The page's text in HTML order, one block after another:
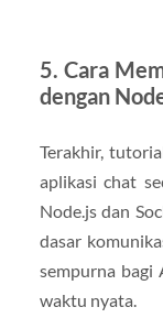
5. Cara
dengan
Terakhir,
aplikasi chat
Node.js dan
dasar
sempurna bagi
waktu nyata.